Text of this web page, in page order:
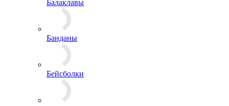
Рубашки
Тельняшки
Футболки